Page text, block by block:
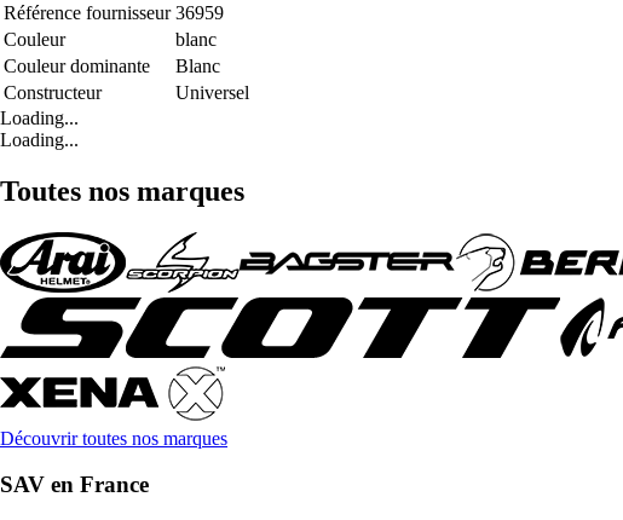
Référence fournisseur 36959
Couleur
blanc
Couleur dominante
Blanc
Constructeur
Universel
Loading...
Loading...
Toutes nos marques
Découvrir toutes nos marques
SAV en France